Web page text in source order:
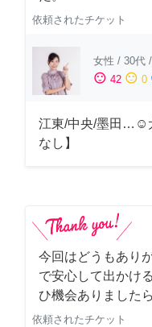
依頼されたチケット
女性 / 30代 /
sentiment_satisfied 42 sentiment_neutral 0
江東/中央/墨田…☺︎
なし】
今回はどうもあり
で安心して出かけ
ひ機会ありました
依頼されたチケット